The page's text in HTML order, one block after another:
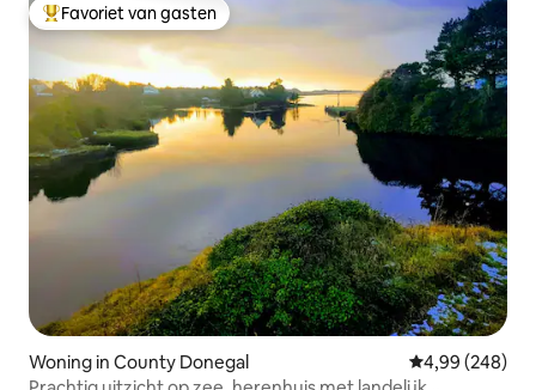
Topfavoriet van gasten
Favoriet van gasten
Woning in County Donegal Gemiddelde
4,99 (248)